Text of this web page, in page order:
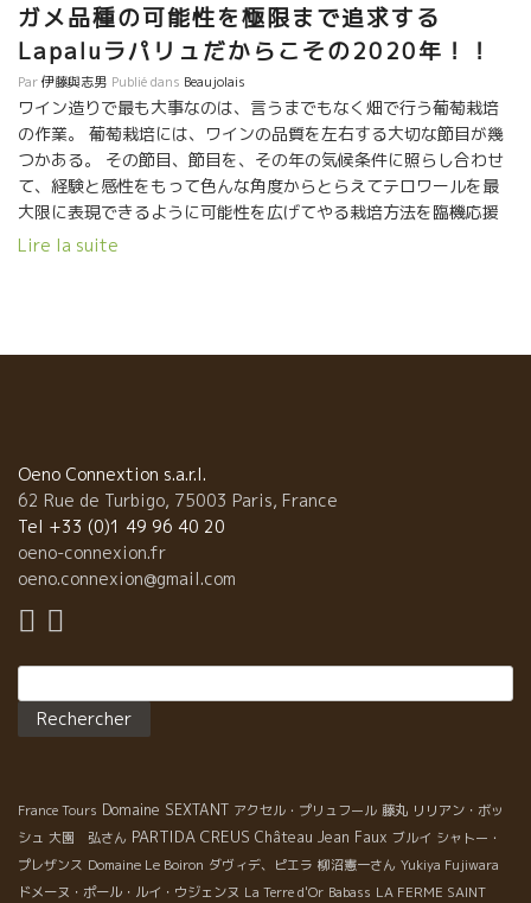
ガメ品種の可能性を極限まで追求する
Lapaluラパリュだからこその2020年！！
Par伊藤與志男 Publié dans Beaujolais
ワイン造りで最も大事なのは、言うまでもなく畑で行う葡萄栽培
の作業。 葡萄栽培には、ワインの品質を左右する大切な節目が幾
つかある。 その節目、節目を、その年の気候条件に照らし合わせ
て、経験と感性をもって色んな角度からとらえてテロワールを最
大限に表現できるように可能性を広げてやる栽培方法を臨機応援
にやり繰りすることが大切。 これがジャンクロード・ラパリュが
ナのお蔭で、訪問者が少なく、訪問者の対応で作業が遅れるとい
うことがなくほぼ完璧にできた年だ。 それにしても、2020年は、
またしても超特殊なミレジムとなった。 5，6月の開花時の天候不
良で、結実に時間がかかりミルランデーズといわれる小さい粒の
葡萄が育った年。 7，8月の40度を超す猛暑と乾燥の年。特に西日
がシワシワになって糖度も濃縮して、酸も同時に濃縮している葡
Lapalu醸造の古木のあるオー・フォルトの畑では果実の濃縮度が
高かった。 2020年のオー・フォルトは名前どうりフォルト（力強
継がれるミレジムとなるでしょう。 超期待のミレジムです。 ★さ
て、2020年ミレジムのヌーヴォーはどんな感じ？？ ヌーヴォー
は、ヌーヴォーらしく仕上げる為に早く収穫したり、標高が高い
ところの区画で糖度が比較的低くく収穫した葡萄を使用するな
Lire la suite
Oeno Connextion s.a.r.l.
62 Rue de Turbigo, 75003 Paris, France
Tel +33 (0)1 49 96 40 20
oeno-connexion.fr
oeno.connexion@gmail.com
France Tours Domaine SEXTANT アクセル・プリュフール 藤丸 リリアン・ボッ
シュ 大園 弘さん PARTIDA CREUS Château Jean Faux ブルイ シャトー・
プレザンス Domaine Le Boiron ダヴィデ、ピエラ 柳沼憲一さん Yukiya Fujiwara
ドメーヌ・ポール・ルイ・ウジェンヌ La Terre d'Or Babass LA FERME SAINT